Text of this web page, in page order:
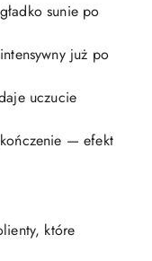
sunie po
już po
uczucie
— efekt
które